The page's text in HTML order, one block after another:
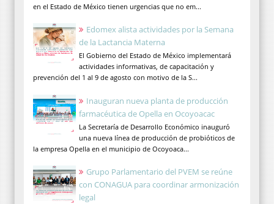
en el Estado de México tienen urgencias que no em...
Edomex alista actividades por la Semana
de la Lactancia Materna
El Gobierno del Estado de México implementará
actividades informativas, de capacitación y
prevención del 1 al 9 de agosto con motivo de la S...
Inauguran nueva planta de producción
farmacéutica de Opella en Ocoyoacac
La Secretaría de Desarrollo Económico inauguró
una nueva línea de producción de probióticos de
la empresa Opella en el municipio de Ocoyoaca...
Grupo Parlamentario del PVEM se reúne
con CONAGUA para coordinar armonización
legal